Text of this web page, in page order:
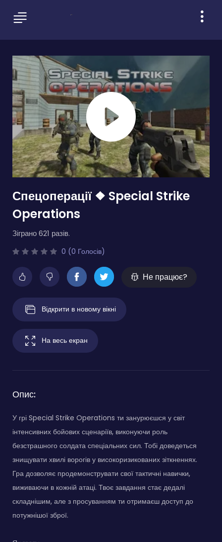
Спецоперації ❖ Special Strike
Operations
Зіграно 621 разів.
0 (0 Голосів)
Не працює?
Відкрити в новому вікні
На весь екран
Опис:
У грі Special Strike Operations ти занурюєшся у світ
інтенсивних бойових сценаріїв, виконуючи роль
безстрашного солдата спеціальних сил. Тобі доведеться
знищувати хвилі ворогів у високоризикованих зіткненнях.
Гра дозволяє продемонструвати свої тактичні навички,
виживаючи в кожній атаці. Твоє завдання стає дедалі
складнішим, але з просуванням ти отримаєш доступ до
потужнішої зброї.